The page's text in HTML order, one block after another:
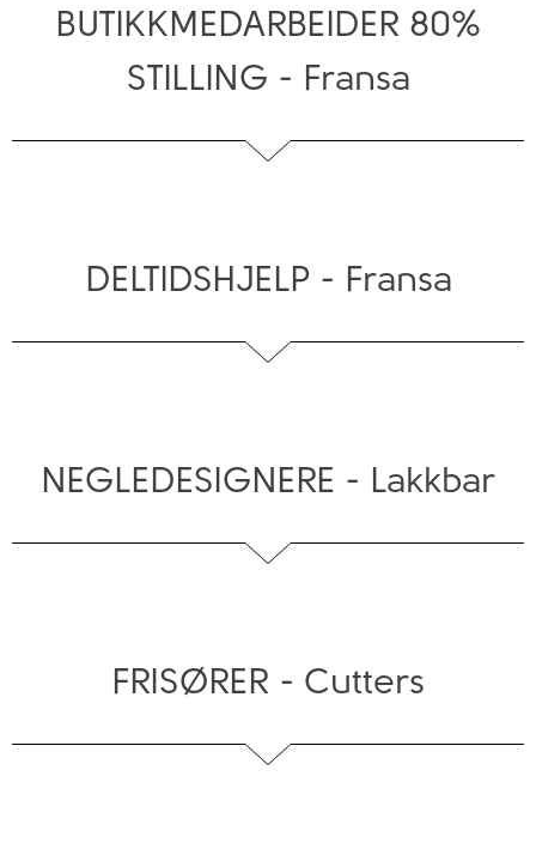
BUTIKKMEDARBEIDER 80%
STILLING - Fransa
DELTIDSHJELP - Fransa
NEGLEDESIGNERE - Lakkbar
FRISØRER - Cutters